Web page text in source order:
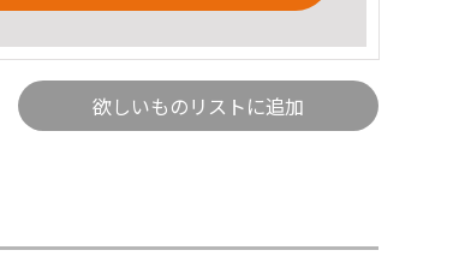
欲しいものリストに追加